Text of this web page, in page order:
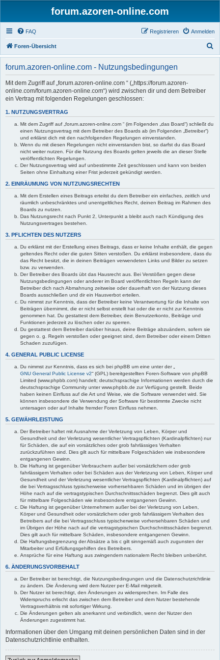
forum.azoren-online.com
FAQ Anmelden
Registrieren
Foren-Übersicht
u
forum.azoren-online.com - Nutzungsbedingungen
Mit dem Zugriff auf „forum.azoren-online.com “ („https://forum.azoren-
online.com/forum.azoren-online.com“) wird zwischen dir und dem Betreiber
ein Vertrag mit folgenden Regelungen geschlossen:
1. NUTZUNGSVERTRAG
Mit dem Zugriff auf „forum.azoren-online.com “ (im Folgenden „das Board“) schließt du
einen Nutzungsvertrag mit dem Betreiber des Boards ab (im Folgenden „Betreiber“)
und erklärst dich mit den nachfolgenden Regelungen einverstanden.
Wenn du mit diesen Regelungen nicht einverstanden bist, so darfst du das Board
nicht weiter nutzen. Für die Nutzung des Boards gelten jeweils die an dieser Stelle
veröffentlichten Regelungen.
Der Nutzungsvertrag wird auf unbestimmte Zeit geschlossen und kann von beiden
Seiten ohne Einhaltung einer Frist jederzeit gekündigt werden.
2. EINRÄUMUNG VON NUTZUNGSRECHTEN
Mit dem Erstellen eines Beitrags erteilst du dem Betreiber ein einfaches, zeitlich und
räumlich unbeschränktes und unentgeltliches Recht, deinen Beitrag im Rahmen des
Boards zu nutzen.
Das Nutzungsrecht nach Punkt 2, Unterpunkt a bleibt auch nach Kündigung des
Nutzungsvertrages bestehen.
3. PFLICHTEN DES NUTZERS
Du erklärst mit der Erstellung eines Beitrags, dass er keine Inhalte enthält, die gegen
geltendes Recht oder die guten Sitten verstoßen. Du erklärst insbesondere, dass du
das Recht besitzt, die in deinen Beiträgen verwendeten Links und Bilder zu setzen
bzw. zu verwenden.
Der Betreiber des Boards übt das Hausrecht aus. Bei Verstößen gegen diese
Nutzungsbedingungen oder anderer im Board veröffentlichten Regeln kann der
Betreiber dich nach Abmahnung zeitweise oder dauerhaft von der Nutzung dieses
Boards ausschließen und dir ein Hausverbot erteilen.
Du nimmst zur Kenntnis, dass der Betreiber keine Verantwortung für die Inhalte von
Beiträgen übernimmt, die er nicht selbst erstellt hat oder die er nicht zur Kenntnis
genommen hat. Du gestattest dem Betreiber, dein Benutzerkonto, Beiträge und
Funktionen jederzeit zu löschen oder zu sperren.
Du gestattest dem Betreiber darüber hinaus, deine Beiträge abzuändern, sofern sie
gegen o. g. Regeln verstoßen oder geeignet sind, dem Betreiber oder einem Dritten
Schaden zuzufügen.
4. GENERAL PUBLIC LICENSE
Du nimmst zur Kenntnis, dass es sich bei phpBB um eine unter der „
GNU General Public License v2“ (GPL) bereitgestellten Foren-Software von phpBB
Limited (www.phpbb.com) handelt; deutschsprachige Informationen werden durch die
deutschsprachige Community unter www.phpbb.de zur Verfügung gestellt. Beide
haben keinen Einfluss auf die Art und Weise, wie die Software verwendet wird. Sie
können insbesondere die Verwendung der Software für bestimmte Zwecke nicht
untersagen oder auf Inhalte fremder Foren Einfluss nehmen.
5. GEWÄHRLEISTUNG
Der Betreiber haftet mit Ausnahme der Verletzung von Leben, Körper und
Gesundheit und der Verletzung wesentlicher Vertragspflichten (Kardinalpflichten) nur
für Schäden, die auf ein vorsätzliches oder grob fahrlässiges Verhalten
zurückzuführen sind. Dies gilt auch für mittelbare Folgeschäden wie insbesondere
entgangenen Gewinn.
Die Haftung ist gegenüber Verbrauchern außer bei vorsätzlichem oder grob
fahrlässigem Verhalten oder bei Schäden aus der Verletzung von Leben, Körper und
Gesundheit und der Verletzung wesentlicher Vertragspflichten (Kardinalpflichten) auf
die bei Vertragsschluss typischerweise vorhersehbaren Schäden und im übrigen der
Höhe nach auf die vertragstypischen Durchschnittsschäden begrenzt. Dies gilt auch
für mittelbare Folgeschäden wie insbesondere entgangenen Gewinn.
Die Haftung ist gegenüber Unternehmern außer bei der Verletzung von Leben,
Körper und Gesundheit oder vorsätzlichem oder grob fahrlässigem Verhalten des
Betreibers auf die bei Vertragsschluss typischerweise vorhersehbaren Schäden und
im Übrigen der Höhe nach auf die vertragstypischen Durchschnittsschäden begrenzt.
Dies gilt auch für mittelbare Schäden, insbesondere entgangenen Gewinn.
Die Haftungsbegrenzung der Absätze a bis c gilt sinngemäß auch zugunsten der
Mitarbeiter und Erfüllungsgehilfen des Betreibers.
Ansprüche für eine Haftung aus zwingendem nationalem Recht bleiben unberührt.
6. ÄNDERUNGSVORBEHALT
Der Betreiber ist berechtigt, die Nutzungsbedingungen und die Datenschutzrichtlinie
zu ändern. Die Änderung wird dem Nutzer per E-Mail mitgeteilt.
Der Nutzer ist berechtigt, den Änderungen zu widersprechen. Im Falle des
Widerspruchs erlischt das zwischen dem Betreiber und dem Nutzer bestehende
Vertragsverhältnis mit sofortiger Wirkung.
Die Änderungen gelten als anerkannt und verbindlich, wenn der Nutzer den
Änderungen zugestimmt hat.
Informationen über den Umgang mit deinen persönlichen Daten sind in der
Datenschutzrichtlinie enthalten.